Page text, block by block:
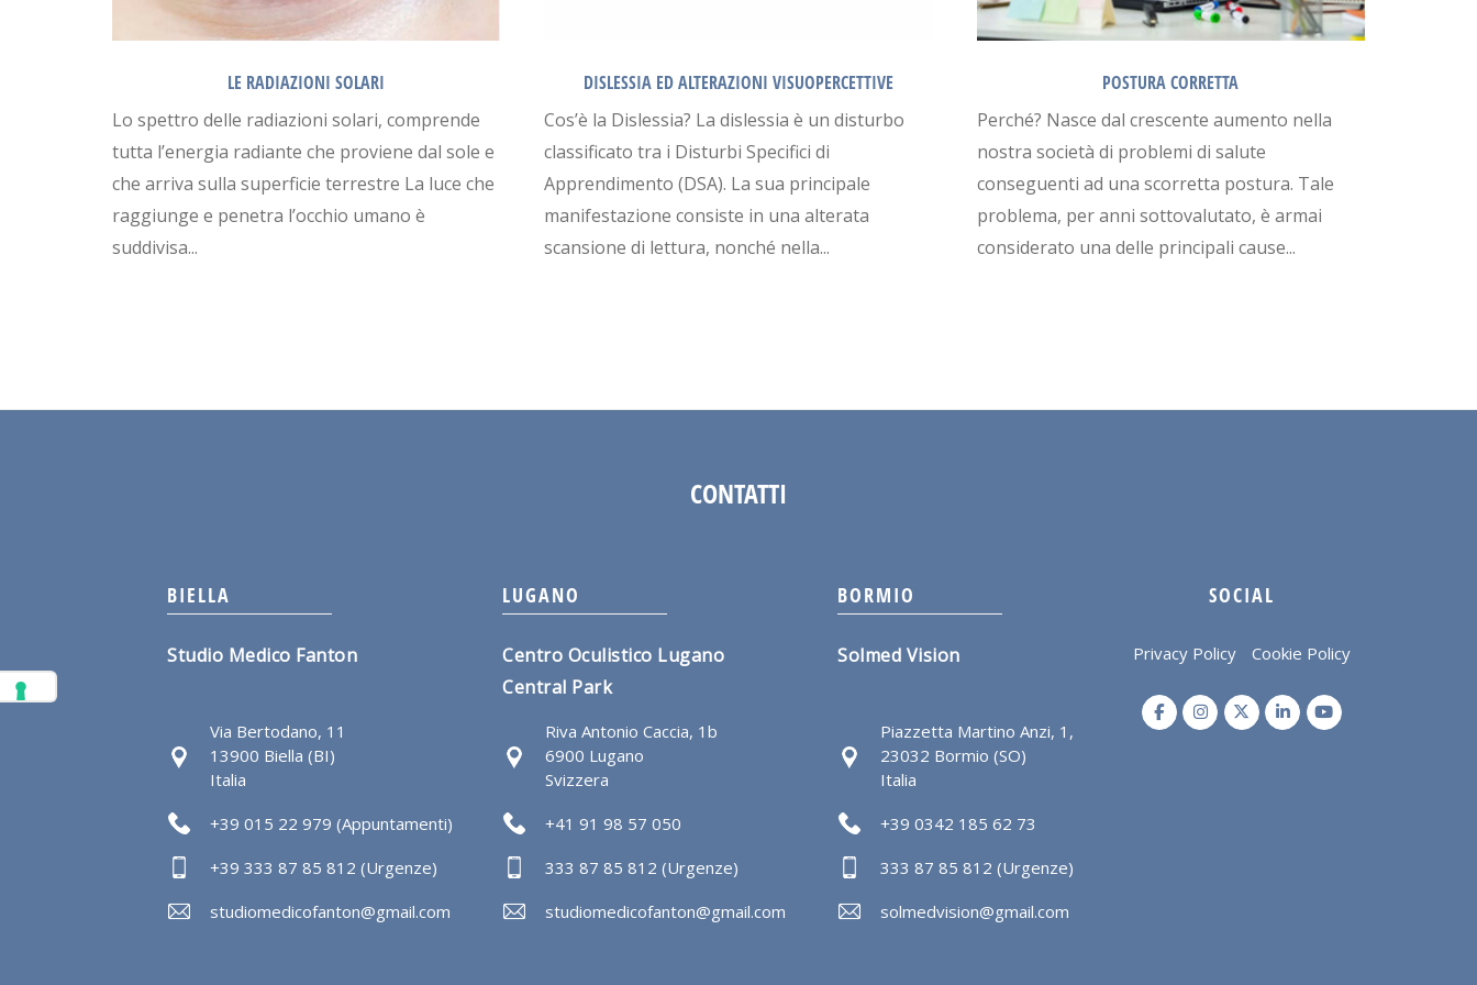
LE RADIAZIONI SOLARI
Lo spettro delle radiazioni solari, comprende
tutta l’energia radiante che proviene dal sole e
che arriva sulla superficie terrestre La luce che
raggiunge e penetra l’occhio umano è
suddivisa...
DISLESSIA ED ALTERAZIONI VISUOPERCETTIVE
Cos’è la Dislessia? La dislessia è un disturbo
classificato tra i Disturbi Specifici di
Apprendimento (DSA). La sua principale
manifestazione consiste in una alterata
scansione di lettura, nonché nella...
POSTURA CORRETTA
Perché? Nasce dal crescente aumento nella
nostra società di problemi di salute
conseguenti ad una scorretta postura. Tale
problema, per anni sottovalutato, è armai
considerato una delle principali cause...
CONTATTI
BIELLA
Studio Medico Fanton
Via Bertodano, 11
13900 Biella (BI)
Italia
+39 015 22 979 (Appuntamenti)
+39 333 87 85 812 (Urgenze)
studiomedicofanton@gmail.com
LUGANO
Centro Oculistico Lugano
Central Park
Riva Antonio Caccia, 1b
6900 Lugano
Svizzera
+41 91 98 57 050
333 87 85 812 (Urgenze)
studiomedicofanton@gmail.com
BORMIO
Solmed Vision
Piazzetta Martino Anzi, 1,
23032 Bormio (SO)
Italia
+39 0342 185 62 73
333 87 85 812 (Urgenze)
solmedvision@gmail.com
SOCIAL
Privacy Policy Cookie Policy